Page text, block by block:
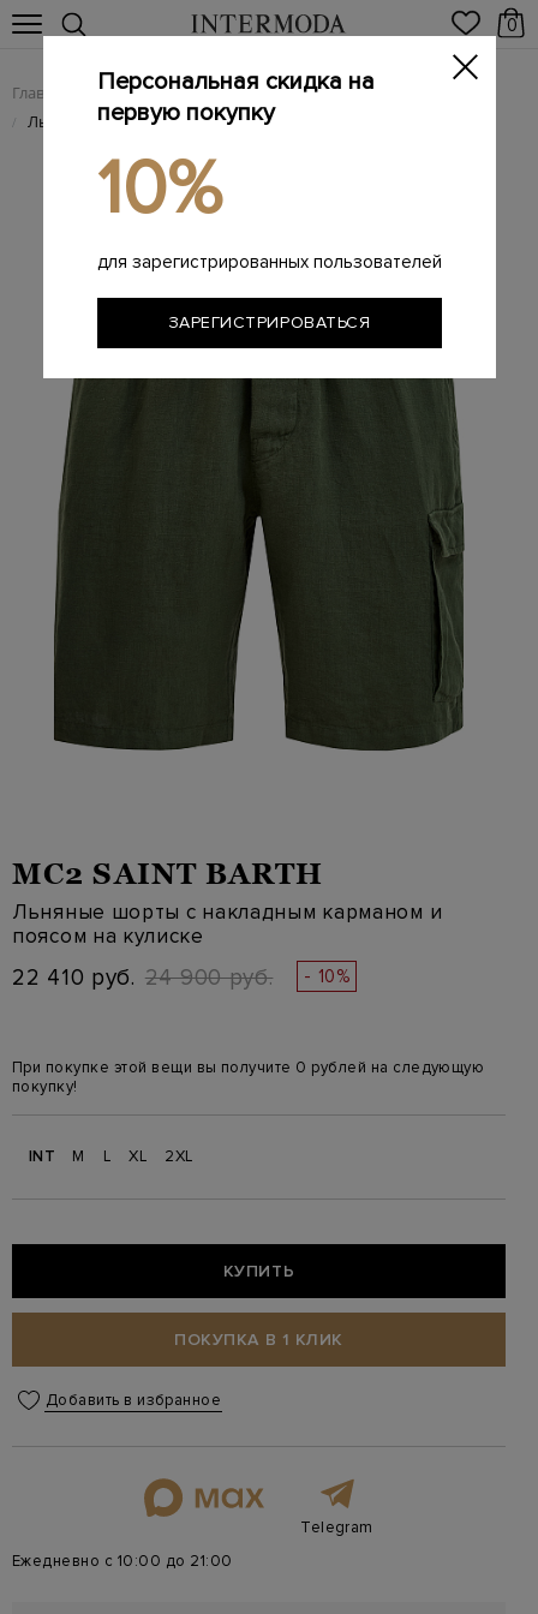
0
Главная Мужчинам / Одежда / Шорты
/ Льняные шорты с накладным карманом и поясом на кулиске
MC2 SAINT BARTH
Льняные шорты с накладным карманом и
поясом на кулиске
22 410 руб. 24 900 руб. - 10%
При покупке этой вещи вы получите 0 рублей на следующую
покупку!
INT M L XL 2XL
КУПИТЬ
ПОКУПКА В 1 КЛИК
Добавить в избранное
Telegram
Ежедневно с 10:00 до 21:00
Персональная скидка на
первую покупку
10%
для зарегистрированных пользователей
ЗАРЕГИСТРИРОВАТЬСЯ